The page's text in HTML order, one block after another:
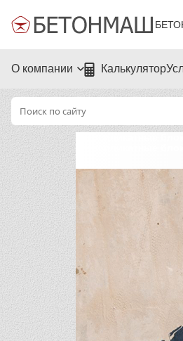
О компании Калькулятор